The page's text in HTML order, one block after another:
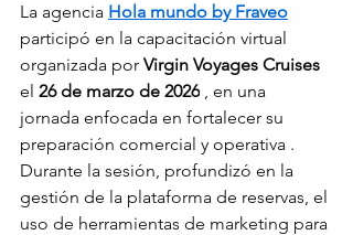
La agencia Hola mundo by Fraveo
participó en la capacitación virtual
organizada por Virgin Voyages Cruises
el 26 de marzo de 2026 , en una
jornada enfocada en fortalecer su
preparación comercial y operativa .
Durante la sesión, profundizó en la
gestión de la plataforma de reservas, el
uso de herramientas de marketing para